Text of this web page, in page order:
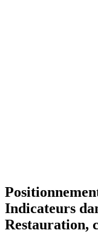
Indicateurs
Restauration,